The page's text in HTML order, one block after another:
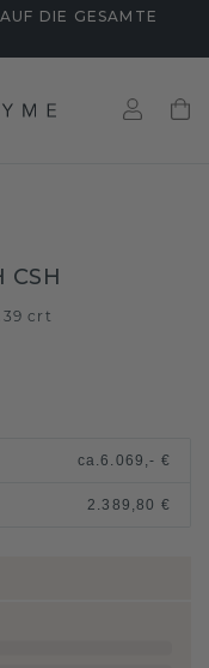
DIE GESAMTE
CSH
crt
ca.6.069,- €
2.389,80 €